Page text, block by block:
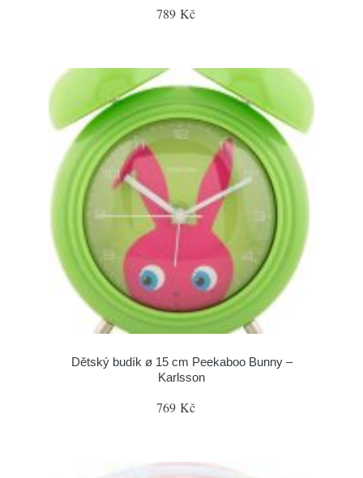
789 Kč
Dětský budík ø 15 cm Peekaboo Bunny –
Karlsson
769 Kč